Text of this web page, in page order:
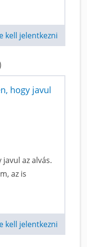
kell jelentkezni
hogy javul
az alvás.
az is
kell jelentkezni